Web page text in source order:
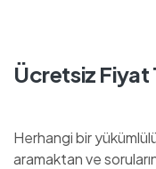
Ücretsiz Fiyat
Herhangi bir
aramaktan ve